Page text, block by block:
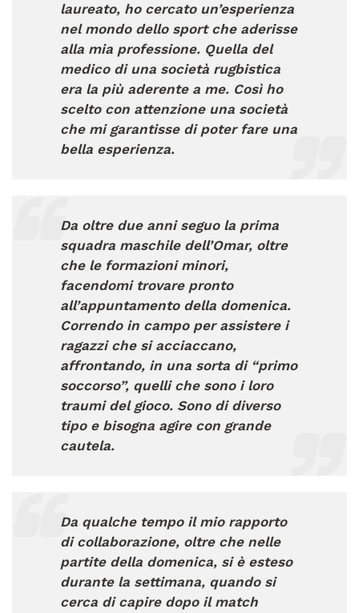
laureato, ho cercato un’esperienza
nel mondo dello sport che aderisse
alla mia professione. Quella del
medico di una società rugbistica
era la più aderente a me. Così ho
scelto con attenzione una società
che mi garantisse di poter fare una
bella esperienza.
Da oltre due anni seguo la prima
squadra maschile dell’Omar, oltre
che le formazioni minori,
facendomi trovare pronto
all’appuntamento della domenica.
Correndo in campo per assistere i
ragazzi che si acciaccano,
affrontando, in una sorta di “primo
soccorso”, quelli che sono i loro
traumi del gioco. Sono di diverso
tipo e bisogna agire con grande
cautela.
Da qualche tempo il mio rapporto
di collaborazione, oltre che nelle
partite della domenica, si è esteso
durante la settimana, quando si
cerca di capire dopo il match